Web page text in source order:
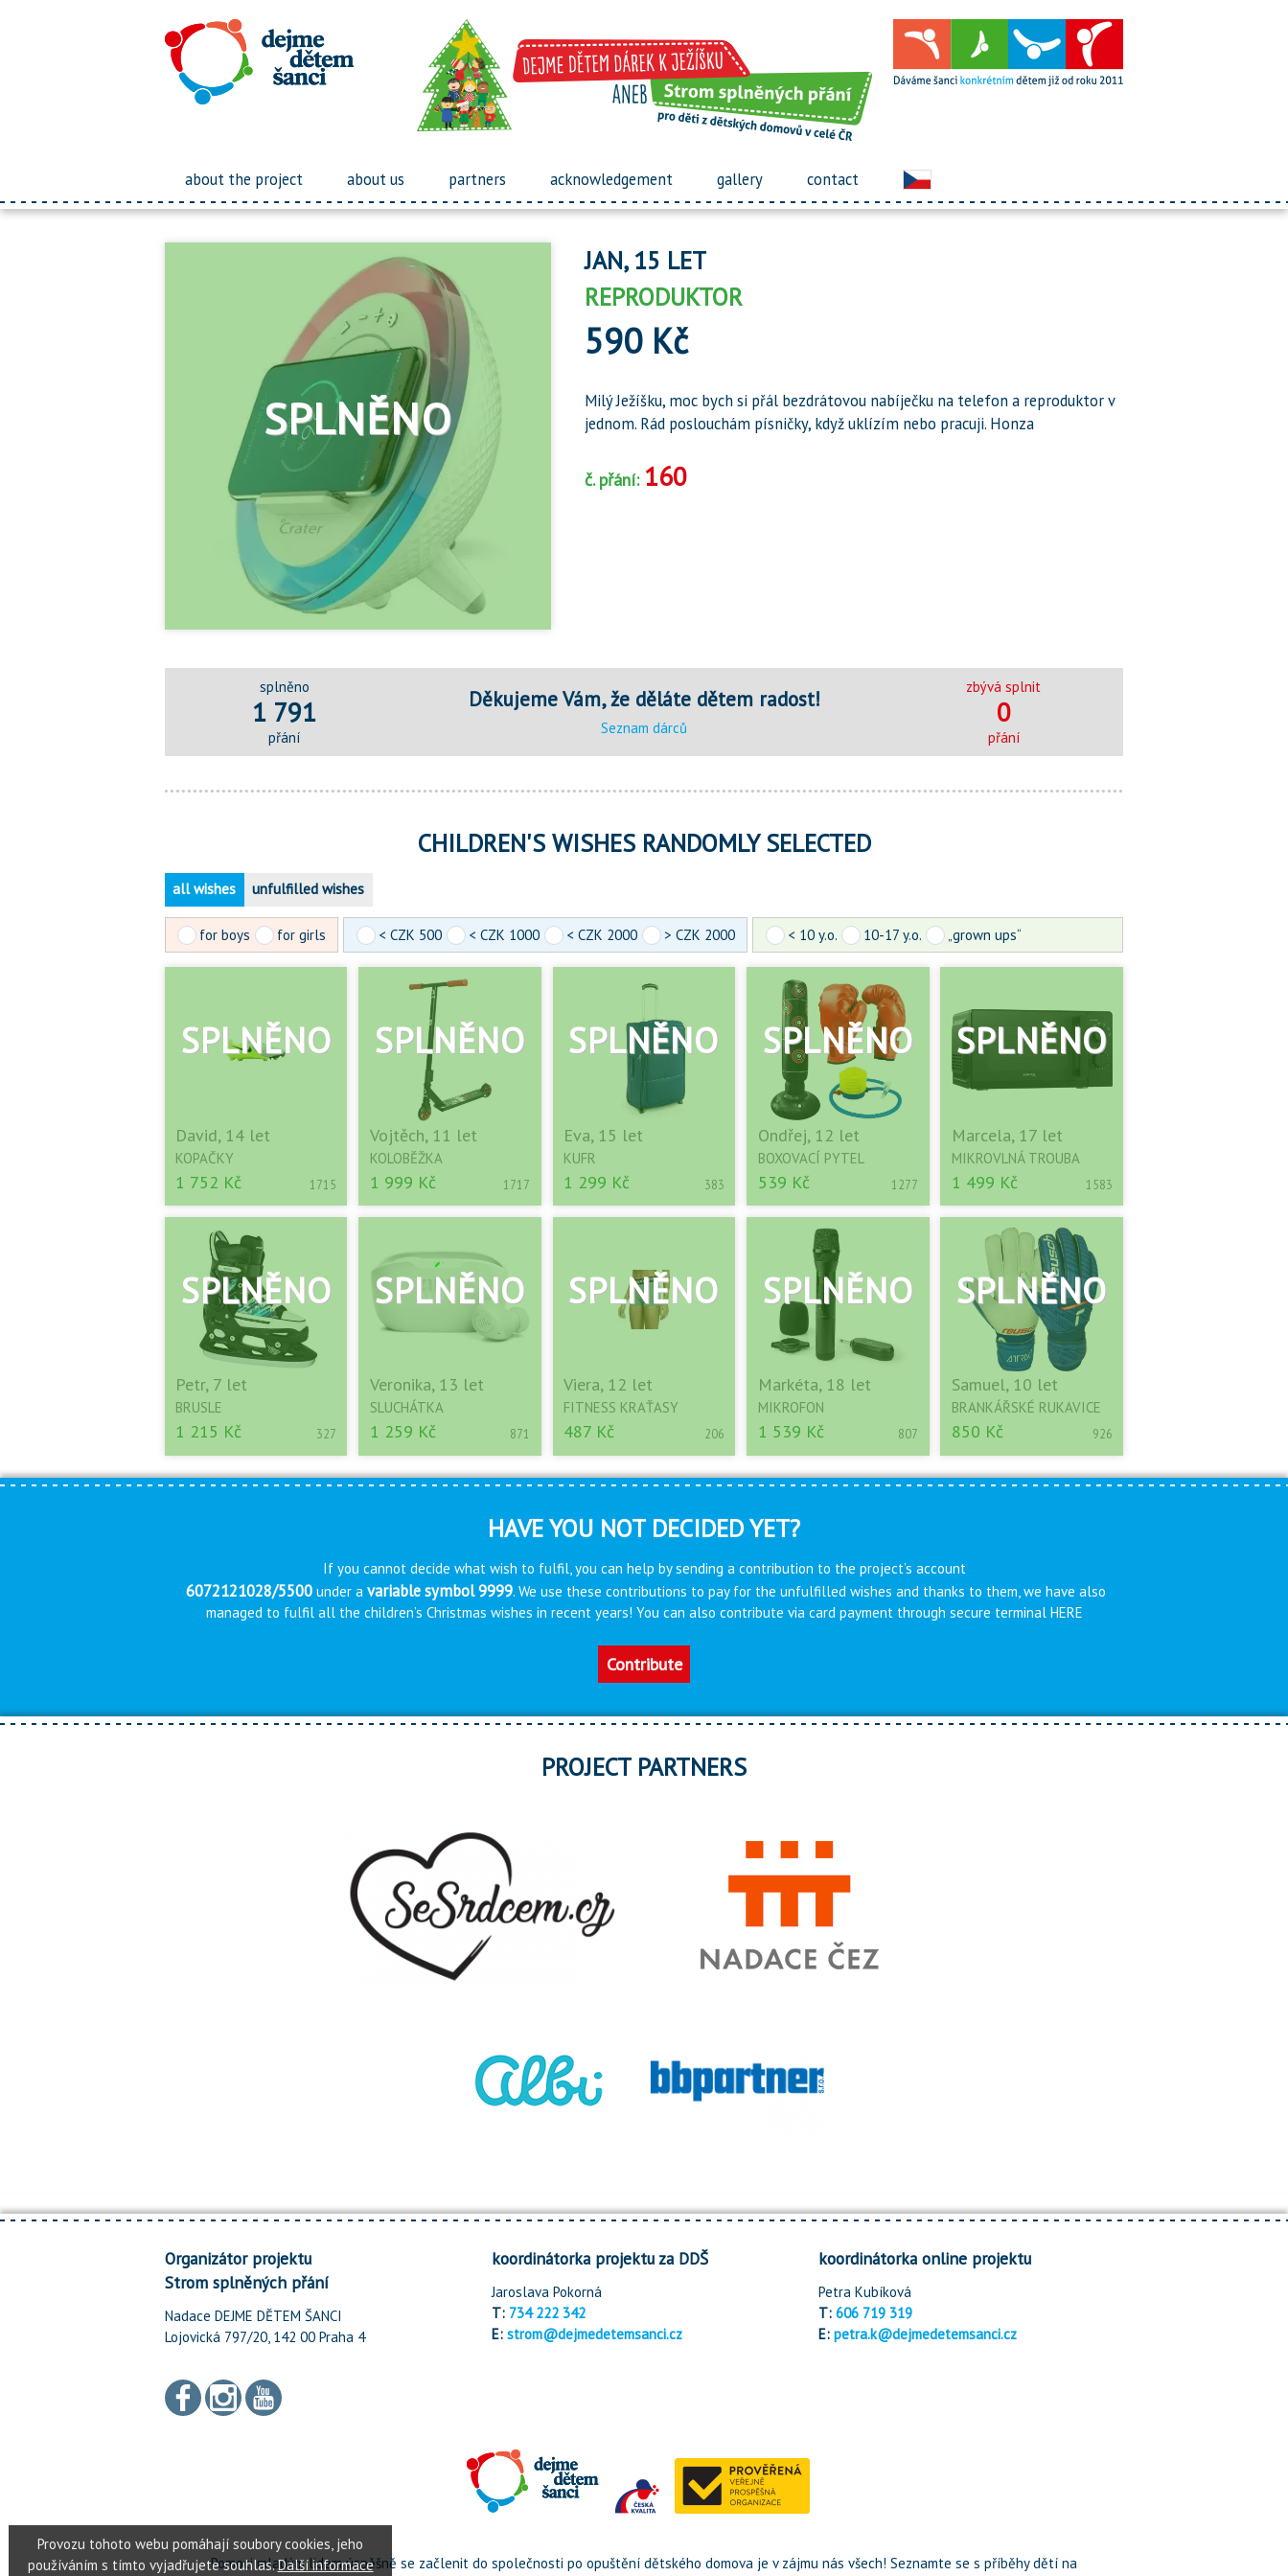
about the project about us partners acknowledgement gallery contact
JAN, 15 LET
REPRODUKTOR
590 Kč
Milý Ježíšku, moc bych si přál bezdrátovou nabíječku na telefon a reproduktor v
jednom. Rád poslouchám písničky, když uklízím nebo pracuji. Honza
č. přání: 160
splněno
1 791
přání
Děkujeme Vám, že děláte dětem radost!
Seznam dárců
zbývá splnit
0
přání
CHILDREN'S WISHES RANDOMLY SELECTED
all wishes unfulfilled wishes
for boys for girls < CZK 500 < CZK 1000 < CZK 2000 > CZK 2000 < 10 y.o. 10-17 y.o. „grown ups“
David, 14 let
KOPAČKY
1 752 Kč 1715
Vojtěch, 11 let
KOLOBĚŽKA
1 999 Kč 1717
Eva, 15 let
KUFR
1 299 Kč 383
Ondřej, 12 let
BOXOVACÍ PYTEL
539 Kč 1277
Marcela, 17 let
MIKROVLNÁ TROUBA
1 499 Kč 1583
Petr, 7 let
BRUSLE
1 215 Kč 327
Veronika, 13 let
SLUCHÁTKA
1 259 Kč 871
Viera, 12 let
FITNESS KRAŤASY
487 Kč 206
Markéta, 18 let
MIKROFON
1 539 Kč 807
Samuel, 10 let
BRANKÁŘSKÉ RUKAVICE
850 Kč 926
HAVE YOU NOT DECIDED YET?
If you cannot decide what wish to fulfil, you can help by sending a contribution to the project’s account
6072121028/5500 under a variable symbol 9999. We use these contributions to pay for the unfulfilled wishes and thanks to them, we have also
managed to fulfil all the children’s Christmas wishes in recent years! You can also contribute via card payment through secure terminal HERE
Contribute
PROJECT PARTNERS
Organizátor projektu
Strom splněných přání
Nadace DEJME DĚTEM ŠANCI
Lojovická 797/20, 142 00 Praha 4
koordinátorka projektu za DDŠ
Jaroslava Pokorná
T: 734 222 342
E: strom@dejmedetemsanci.cz
koordinátorka online projektu
Petra Kubíková
T:606 719 319
E:petra.k@dejmedetemsanci.cz
Pomoci mladým lidem úspěšně se začlenit do společnosti po opuštění dětského domova je v zájmu nás všech! Seznamte se s příběhy dětí na